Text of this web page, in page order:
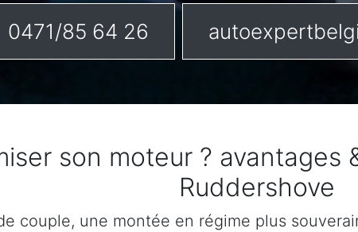
0471/85 64 26
son moteur ?
Ruddershove
couple, une montée en régime plus